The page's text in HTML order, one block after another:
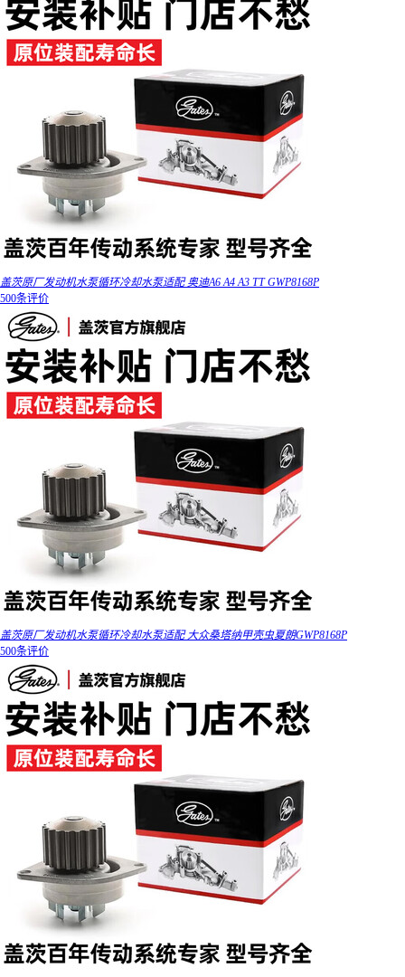
盖茨原厂发动机水泵循环冷却水泵适配 奥迪A6 A4 A3 TT GWP8168P
500条评价
盖茨原厂发动机水泵循环冷却水泵适配 大众桑塔纳甲壳虫夏朗GWP8168P
500条评价